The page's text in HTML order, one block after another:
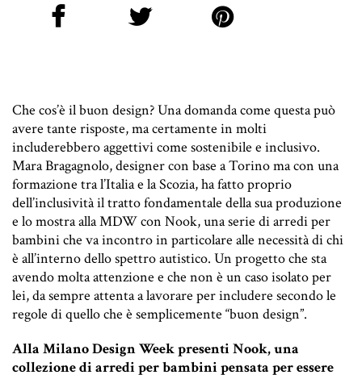
Che cos’è il buon design? Una domanda come questa può
avere tante risposte, ma certamente in molti
includerebbero aggettivi come sostenibile e inclusivo.
Mara Bragagnolo, designer con base a Torino ma con una
formazione tra l’Italia e la Scozia, ha fatto proprio
dell’inclusività il tratto fondamentale della sua produzione
e lo mostra alla MDW con Nook, una serie di arredi per
bambini che va incontro in particolare alle necessità di chi
è all’interno dello spettro autistico. Un progetto che sta
avendo molta attenzione e che non è un caso isolato per
lei, da sempre attenta a lavorare per includere secondo le
regole di quello che è semplicemente “buon design”.
Alla Milano Design Week presenti Nook, una
collezione di arredi per bambini pensata per essere